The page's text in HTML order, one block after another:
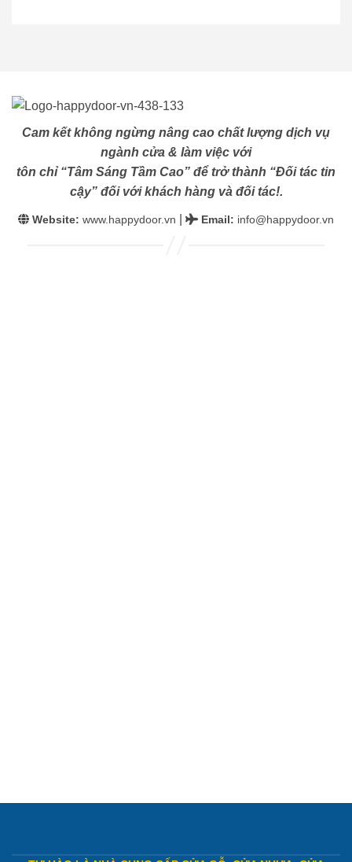
Cam kết không ngừng nâng cao chất lượng dịch vụ
ngành cửa & làm việc với
tôn chỉ “Tâm Sáng Tầm Cao” để trở thành “Đối tác tin
cậy” đối với khách hàng và đối tác!.
Website: www.happydoor.vn Email: info@happydoor.vn